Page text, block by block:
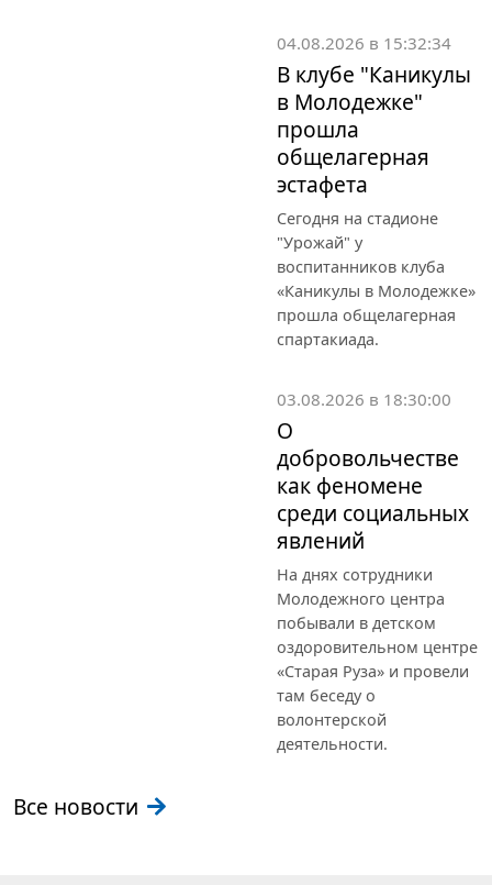
04.08.2026 в 15:32:34
В клубе "Каникулы
в Молодежке"
прошла
общелагерная
эстафета
Сегодня на стадионе
"Урожай" у
воспитанников клуба
«Каникулы в Молодежке»
прошла общелагерная
спартакиада.
03.08.2026 в 18:30:00
О
добровольчестве
как феномене
среди социальных
явлений
На днях сотрудники
Молодежного центра
побывали в детском
оздоровительном центре
«Старая Руза» и провели
там беседу о
волонтерской
деятельности.
Все новости